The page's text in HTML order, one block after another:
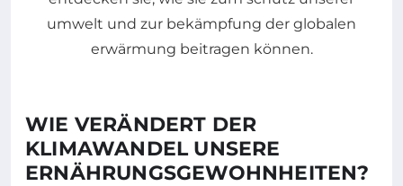
WIE VERÄNDERT DER
KLIMAWANDEL UNSERE
ERNÄHRUNGSGEWOHNHEITEN?